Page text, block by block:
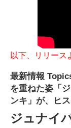
以下、リリース
最新情報
を重ねた姿「
ンキ」が、ヒ
ジュナイ